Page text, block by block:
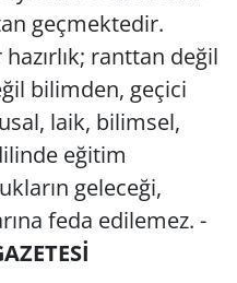
geçmektedir.
ranttan değil
bilimden, geçici
laik, bilimsel,
eğitim
geleceği,
feda edilemez. -